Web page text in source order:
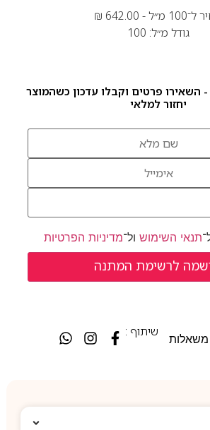
מ״ל -
₪ 642.00
גודל מ״ל: 100
השאירו פרטים וקבלו עדכון כשהמוצר
יחזור למלאי
תנאי השימושול־מדיניות הפרטיות
שיתוף :